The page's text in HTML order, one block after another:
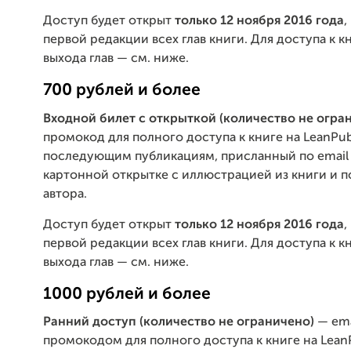
Доступ будет открыт только 12 ноября 2016 года,
первой редакции всех глав книги. Для доступа к
выхода глав — см. ниже.
700 рублей и более
Входной билет с открыткой (количество не
промокод для полного доступа к книге на
последующим публикациям, присланный по email
картонной открытке с иллюстрацией из книги и
автора.
Доступ будет открыт только 12 ноября 2016 года,
первой редакции всех глав книги. Для доступа к
выхода глав — см. ниже.
1000 рублей и более
Ранний доступ (количество не ограничено) —
промокодом для полного доступа к книге на